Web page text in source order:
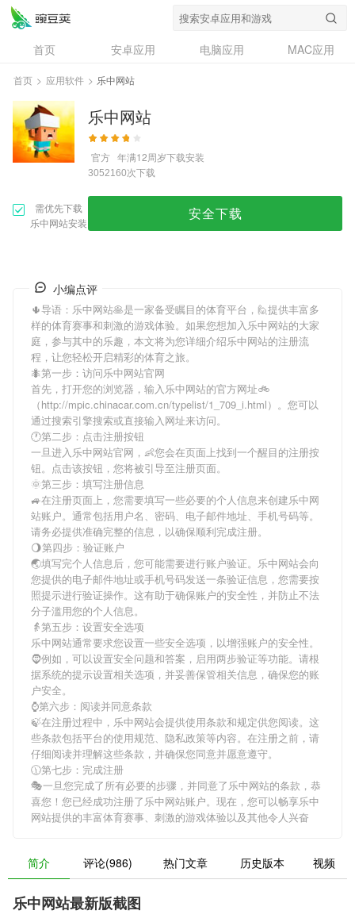
首页 安卓应用 电脑应用
MAC应用
资讯
专题
问答
首页 > 应用软件 > 乐中网站
乐中网站
官方 年满12周岁下载安装
3052160次下载
需优先下载
乐中网站安装
安全下载
小编点评
🌵导语： 乐中网站🥞是一家备受瞩目的体育平台，🙋提供丰富多
样的体育赛事和刺激的游戏体验。如果您想加入乐中网站的大家
庭，参与其中的乐趣，本文将为您详细介绍乐中网站的注册流
程，让您轻松开启精彩的体育之旅。
🐜第一步：访问乐中网站官网
首先，打开您的浏览器，输入乐中网站的官方网址🚲
（http://mpic.chinacar.com.cn/typelist/1_709_i.html）。您可以
通过搜索引擎搜索或直接输入网址来访问。
🕐第二步：点击注册按钮
一旦进入乐中网站官网，👶您会在页面上找到一个醒目的注册按
钮。点击该按钮，您将被引导至注册页面。
🌞第三步：填写注册信息
🚙在注册页面上，您需要填写一些必要的个人信息来创建乐中网
站账户。通常包括用户名、密码、电子邮件地址、手机号码等。
请务必提供准确完整的信息，以确保顺利完成注册。
🌖第四步：验证账户
🌏填写完个人信息后，您可能需要进行账户验证。 乐中网站会向
您提供的电子邮件地址或手机号码发送一条验证信息，您需要按
照提示进行验证操作。这有助于确保账户的安全性，并防止不法
分子滥用您的个人信息。
👵第五步：设置安全选项
乐中网站通常要求您设置一些安全选项，以增强账户的安全性。
🧔例如，可以设置安全问题和答案，启用两步验证等功能。请根
据系统的提示设置相关选项，并妥善保管相关信息，确保您的账
户安全。
⌚️第六步：阅读并同意条款
🍃在注册过程中， 乐中网站会提供使用条款和规定供您阅读。这
些条款包括平台的使用规范、隐私政策等内容。在注册之前，请
仔细阅读并理解这些条款，并确保您同意并愿意遵守。
🕦第七步：完成注册
🎭一旦您完成了所有必要的步骤，并同意了乐中网站的条款，恭
喜您！您已经成功注册了乐中网站账户。现在，您可以畅享乐中
网站提供的丰富体育赛事、刺激的游戏体验以及其他令人兴奋
简介 评论(986) 热门文章 历史版本 视频
乐中网站最新版截图